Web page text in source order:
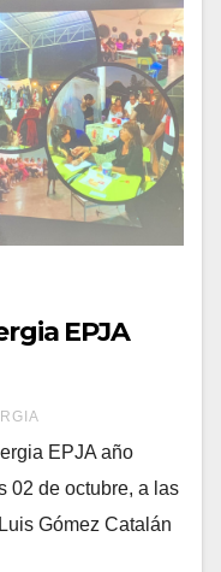
EPJA
EPJA año
02 de octubre, a las
Gómez Catalán